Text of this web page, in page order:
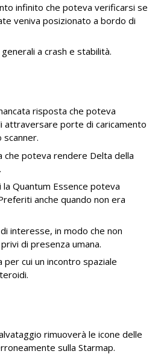
infinito che poteva verificarsi se
veniva posizionato a bordo di
a crash e stabilità.
risposta che poteva
attraversare porte di caricamento
che poteva rendere Delta della
Quantum Essence poteva
anche quando non era
interesse, in modo che non
di presenza umana.
cui un incontro spaziale
rimuoverà le icone delle
sulla Starmap.